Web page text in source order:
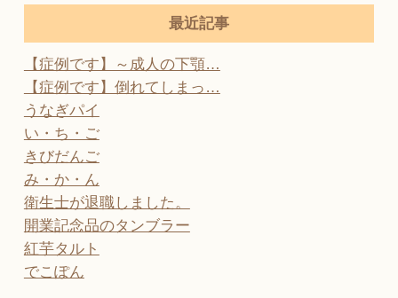
最近記事
【症例です】～成人の下顎…
【症例です】倒れてしまっ…
うなぎパイ
い・ち・ご
きびだんご
み・か・ん
衛生士が退職しました。
開業記念品のタンブラー
紅芋タルト
でこぽん